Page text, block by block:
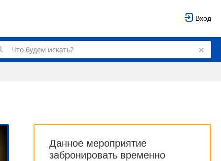
Вход
Данное мероприятие
забронировать временно